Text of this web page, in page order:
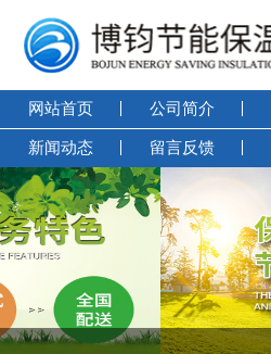
网站首页 公司简介
新闻动态 留言反馈